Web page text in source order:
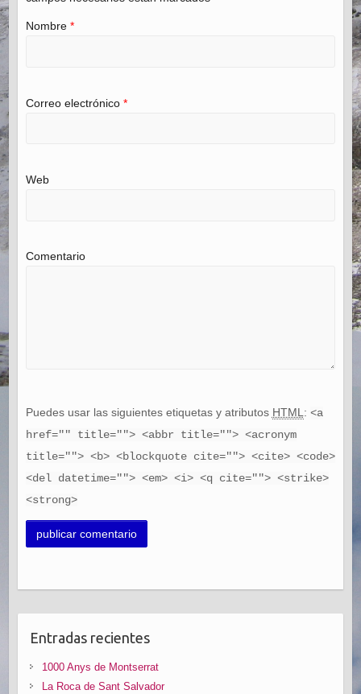
Nombre *
Correo electrónico *
Web
Comentario
Puedes usar las siguientes etiquetas y atributos HTML : <a
href="" title=""> <abbr title=""> <acronym
title=""> <b> <blockquote cite=""> <cite> <code>
<del datetime=""> <em> <i> <q cite=""> <strike>
<strong>
Entradas recientes
1000 Anys de Montserrat
La Roca de Sant Salvador